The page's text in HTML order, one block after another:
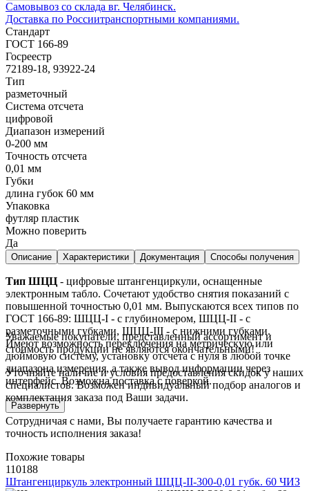
Самовывоз со склада вг. Челябинск.
Доставка по Россиитранспортными компаниями.
Стандарт
ГОСТ 166-89
Госреестр
72189-18, 93922-24
Тип
разметочный
Система отсчета
цифровой
Диапазон измерений
0-200 мм
Точность отсчета
0,01 мм
Губки
длина губок 60 мм
Упаковка
футляр пластик
Можно поверить
Да
Описание Характеристики Документация Способы получения
Тип ШЦЦ- цифровые штангенциркули, оснащенные
электронным табло. Сочетают удобство снятия показаний с
повышенной точностью 0,01 мм. Выпускаются всех типов по
ГОСТ 166-89: ШЦЦ-I - с глубиномером, ШЦЦ-II - с
разметочными губками, ШЦЦ-III - с нижними губками.
Имеют возможность переключения на метрическую или
дюймовую систему, установку отсчета с нуля в любой точке
диапазона измерения, а также вывод информации через
интерфейс. Возможна поставка с поверкой.
Развернуть
Уважаемые покупатели, представленный ассортимент и
стоимость продукции не являются окончательными!
Уточняйте наличие и условия предоставления скидок у наших
специалистов. Возможен индивидуальный подбор аналогов и
комплектация заказа под Ваши задачи.
Сотрудничая с нами, Вы получаете гарантию качества и
точность исполнения заказа!
Похожие товары
110188
Штангенциркуль электронный ШЦЦ-II-300-0,01 губк. 60 ЧИЗ